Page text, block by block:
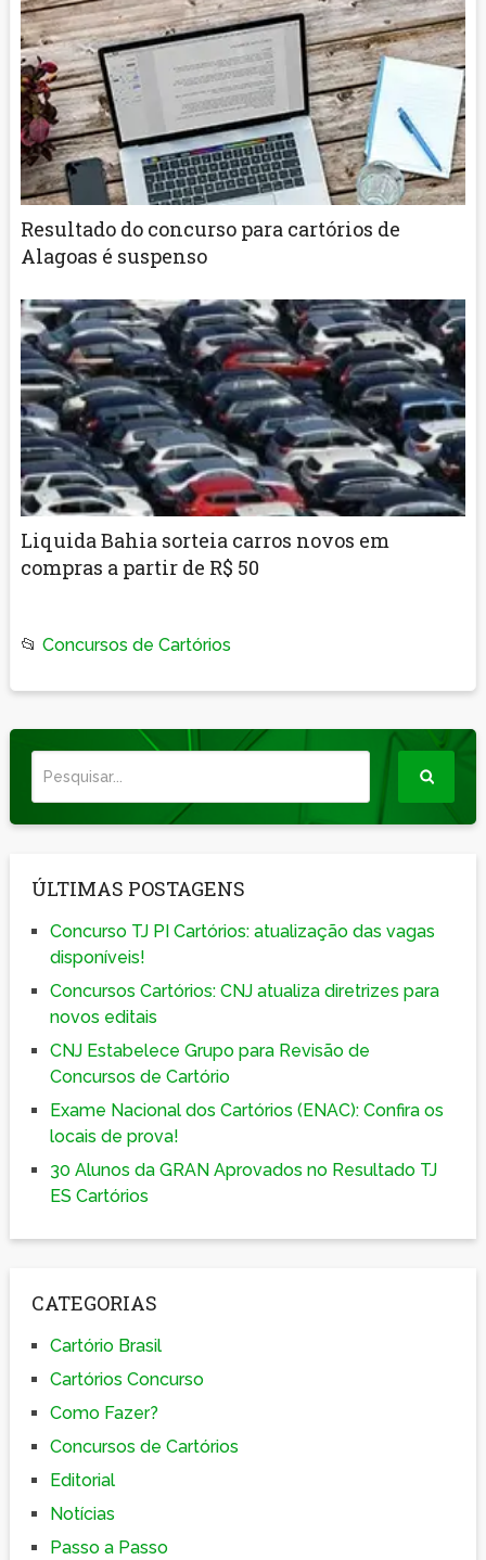
Resultado do concurso para cartórios de
Alagoas é suspenso
Liquida Bahia sorteia carros novos em
compras a partir de R$ 50
📂 Concursos de Cartórios
ÚLTIMAS POSTAGENS
Concurso TJ PI Cartórios: atualização das vagas
disponíveis!
Concursos Cartórios: CNJ atualiza diretrizes para
novos editais
CNJ Estabelece Grupo para Revisão de
Concursos de Cartório
Exame Nacional dos Cartórios (ENAC): Confira os
locais de prova!
30 Alunos da GRAN Aprovados no Resultado TJ
ES Cartórios
CATEGORIAS
Cartório Brasil
Cartórios Concurso
Como Fazer?
Concursos de Cartórios
Editorial
Notícias
Passo a Passo